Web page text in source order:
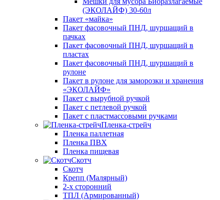
(ЭКОЛАЙФ) 30-60л
Пакет «майка»
Пакет фасовочный ПНД, шуршащий в
пачках
Пакет фасовочный ПНД, шуршащий в
пластах
Пакет фасовочный ПНД, шуршащий в
рулоне
Пакет в рулоне для заморозки и хранения
«ЭКОЛАЙФ»
Пакет с вырубной ручкой
Пакет с петлевой ручкой
Пакет с пластмассовыми ручками
Пленка-стрейч
Пленка паллетная
Пленка ПВХ
Пленка пищевая
Скотч
Скотч
Крепп (Малярный)
2-х сторонний
ТПЛ (Армированный)